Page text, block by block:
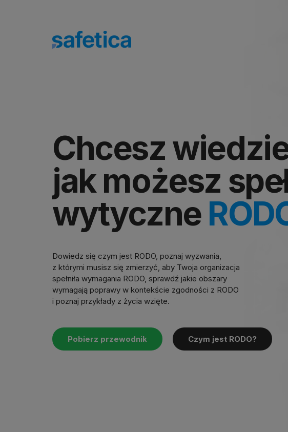
Chcesz
jak możesz
wytyczne
Dowiedz się czym jest RODO, poznaj wyzwania,
z którymi musisz się zmierzyć, aby Twoja organizacja
spełniła wymagania RODO, sprawdź jakie obszary
wymagają poprawy w kontekście zgodności z RODO
i poznaj przykłady z życia wzięte.
Pobierz przewodnik Czym jest RODO?